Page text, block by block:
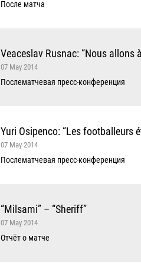
После матча
Veaceslav Rusnac: “Nous allons
07 May 2014
Послематчевая пресс-конференция
Yuri Osipenco: “Les footballeurs
07 May 2014
Послематчевая пресс-конференция
“Milsami” – “Sheriff”
07 May 2014
Отчёт о матче